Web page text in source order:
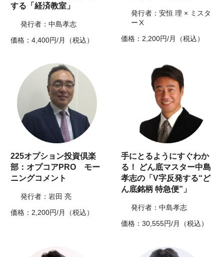
する「経済教室」
発行者：中島孝志
価格：4,400円/月（税込）
発行者：安恒 理 × ミスタ
ーⅩ
価格：2,200円/月（税込）
225オプション投資倶楽
部：オプコアPRO モー
ニングコメント
発行者：岩田 亮
価格：2,200円/月（税込）
手にとるようにすぐわか
る！ どん底マスター中島
孝志の「V字反発する“ど
ん底銘柄 特急便”」
発行者：中島孝志
価格：30,555円/月（税込）